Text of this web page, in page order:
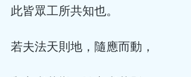
此皆眾工所共知也。
若夫法天則地，隨應而動，